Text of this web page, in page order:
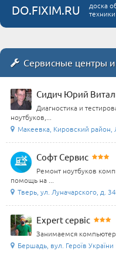
DO.FIXIM.RU
доска
Сервисные центры
Сидич Юрий
Диагностика и
ноутбуков,...
Макеевка, Кировский район,
Софт Сервис
Ремонт ноутбуков
помощь на ...
Тверь, ул. Луначарского, д. 34
Expert сервіс
Занимаемся
Бершадь, вул. Героїв України